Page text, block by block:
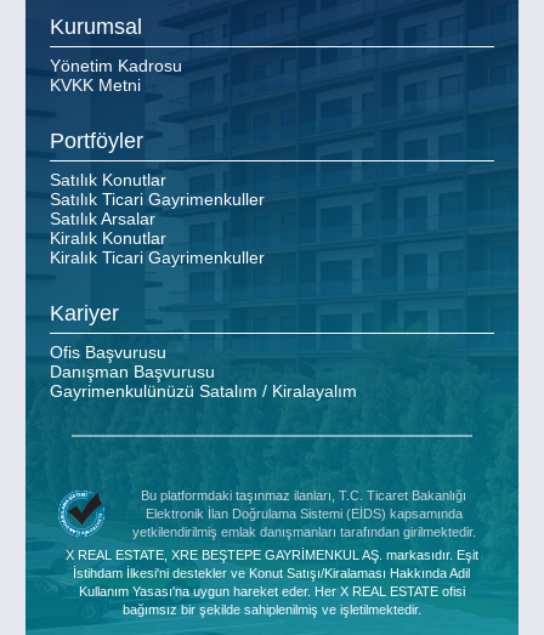
Kurumsal
Yönetim Kadrosu
KVKK Metni
Portföyler
Satılık Konutlar
Satılık Ticari Gayrimenkuller
Satılık Arsalar
Kiralık Konutlar
Kiralık Ticari Gayrimenkuller
Kariyer
Ofis Başvurusu
Danışman Başvurusu
Gayrimenkulünüzü Satalım / Kiralayalım
Bu platformdaki taşınmaz ilanları, T.C. Ticaret Bakanlığı
Elektronik İlan Doğrulama Sistemi (EİDS) kapsamında
yetkilendirilmiş emlak danışmanları tarafından girilmektedir.
X REAL ESTATE, XRE BEŞTEPE GAYRİMENKUL AŞ. markasıdır. Eşit
İstihdam İlkesi'ni destekler ve Konut Satışı/Kiralaması Hakkında Adil
Kullanım Yasası'na uygun hareket eder. Her X REAL ESTATE ofisi
bağımsız bir şekilde sahiplenilmiş ve işletilmektedir.